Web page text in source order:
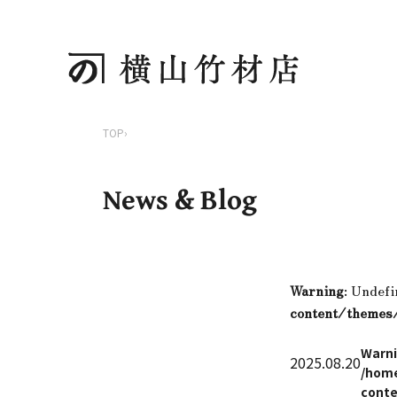
TOP›
News & Blog
Warning:
content/
2025.08.20/